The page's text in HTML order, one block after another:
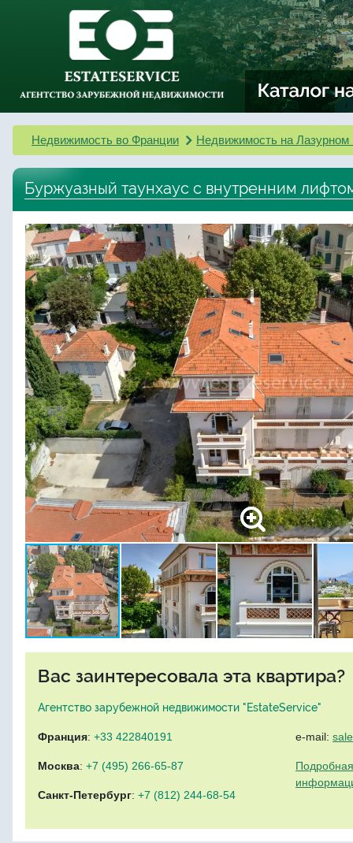
Недвижимость во Франции Недвижимость на Лазурном
Буржуазный таунхаус с внутренним
Вас заинтересовала эта квартира?
Агентство зарубежной недвижимости "EstateService"
Франция: +33 422840191
Москва: +7 (495) 266-65-87
Санкт-Петербург: +7 (812) 244-68-54
e-mail: